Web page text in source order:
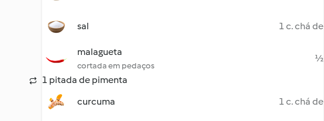
sal 1 c. chá de
malagueta
cortada em pedaços
½
1 pitada de pimenta
curcuma
1 c. chá de